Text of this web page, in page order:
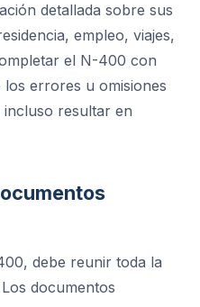
detallada sobre sus
empleo, viajes,
el N-400 con
errores u omisiones
resultar en
debe reunir toda la
documentos